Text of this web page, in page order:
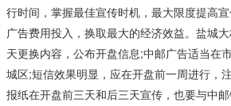
行时间，掌握最佳宣传时机，最大限度提高
广告费用投入，换取最大的经济效益。盐城
天更换内容，公布开盘信息;中邮广告适当在
城区;短信效果明显，应在开盘前一周进行，
报纸在开盘前三天和后三天宣传，也要与中